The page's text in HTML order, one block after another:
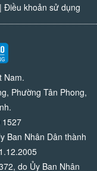
| Điều khoản sử dụng
Nam.
Phường Tân Phong,
Ban Nhân Dân thành
do Ủy Ban Nhân